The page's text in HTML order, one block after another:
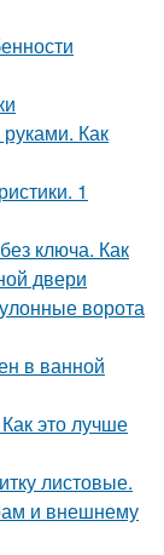
Как
1
ключа. Как
двери
ворота
в ванной
это лучше
листовые.
и внешнему